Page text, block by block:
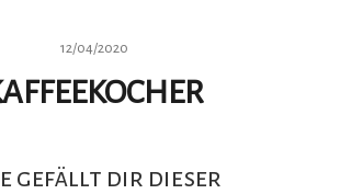
12/04/2020
gefällt dir dieser